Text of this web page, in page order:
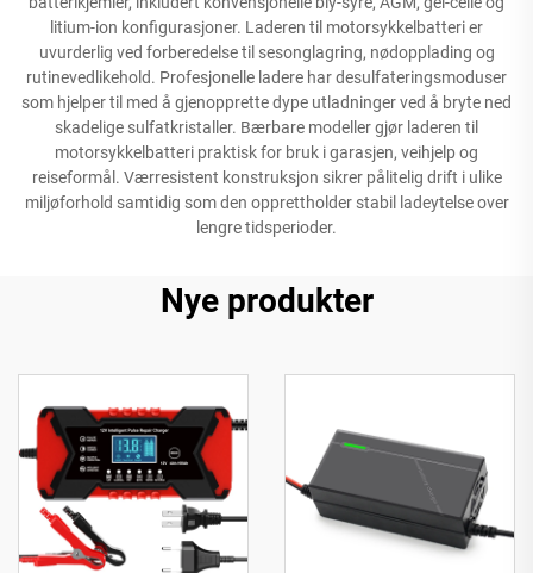
litium-ion konfigurasjoner. Laderen til motorsykkelbatteri er
uvurderlig ved forberedelse til sesonglagring, nødopplading og
rutinevedlikehold. Profesjonelle ladere har desulfateringsmoduser
som hjelper til med å gjenopprette dype utladninger ved å bryte ned
skadelige sulfatkristaller. Bærbare modeller gjør laderen til
motorsykkelbatteri praktisk for bruk i garasjen, veihjelp og
reiseformål. Værresistent konstruksjon sikrer pålitelig drift i ulike
miljøforhold samtidig som den opprettholder stabil ladeytelse over
lengre tidsperioder.
Nye produkter